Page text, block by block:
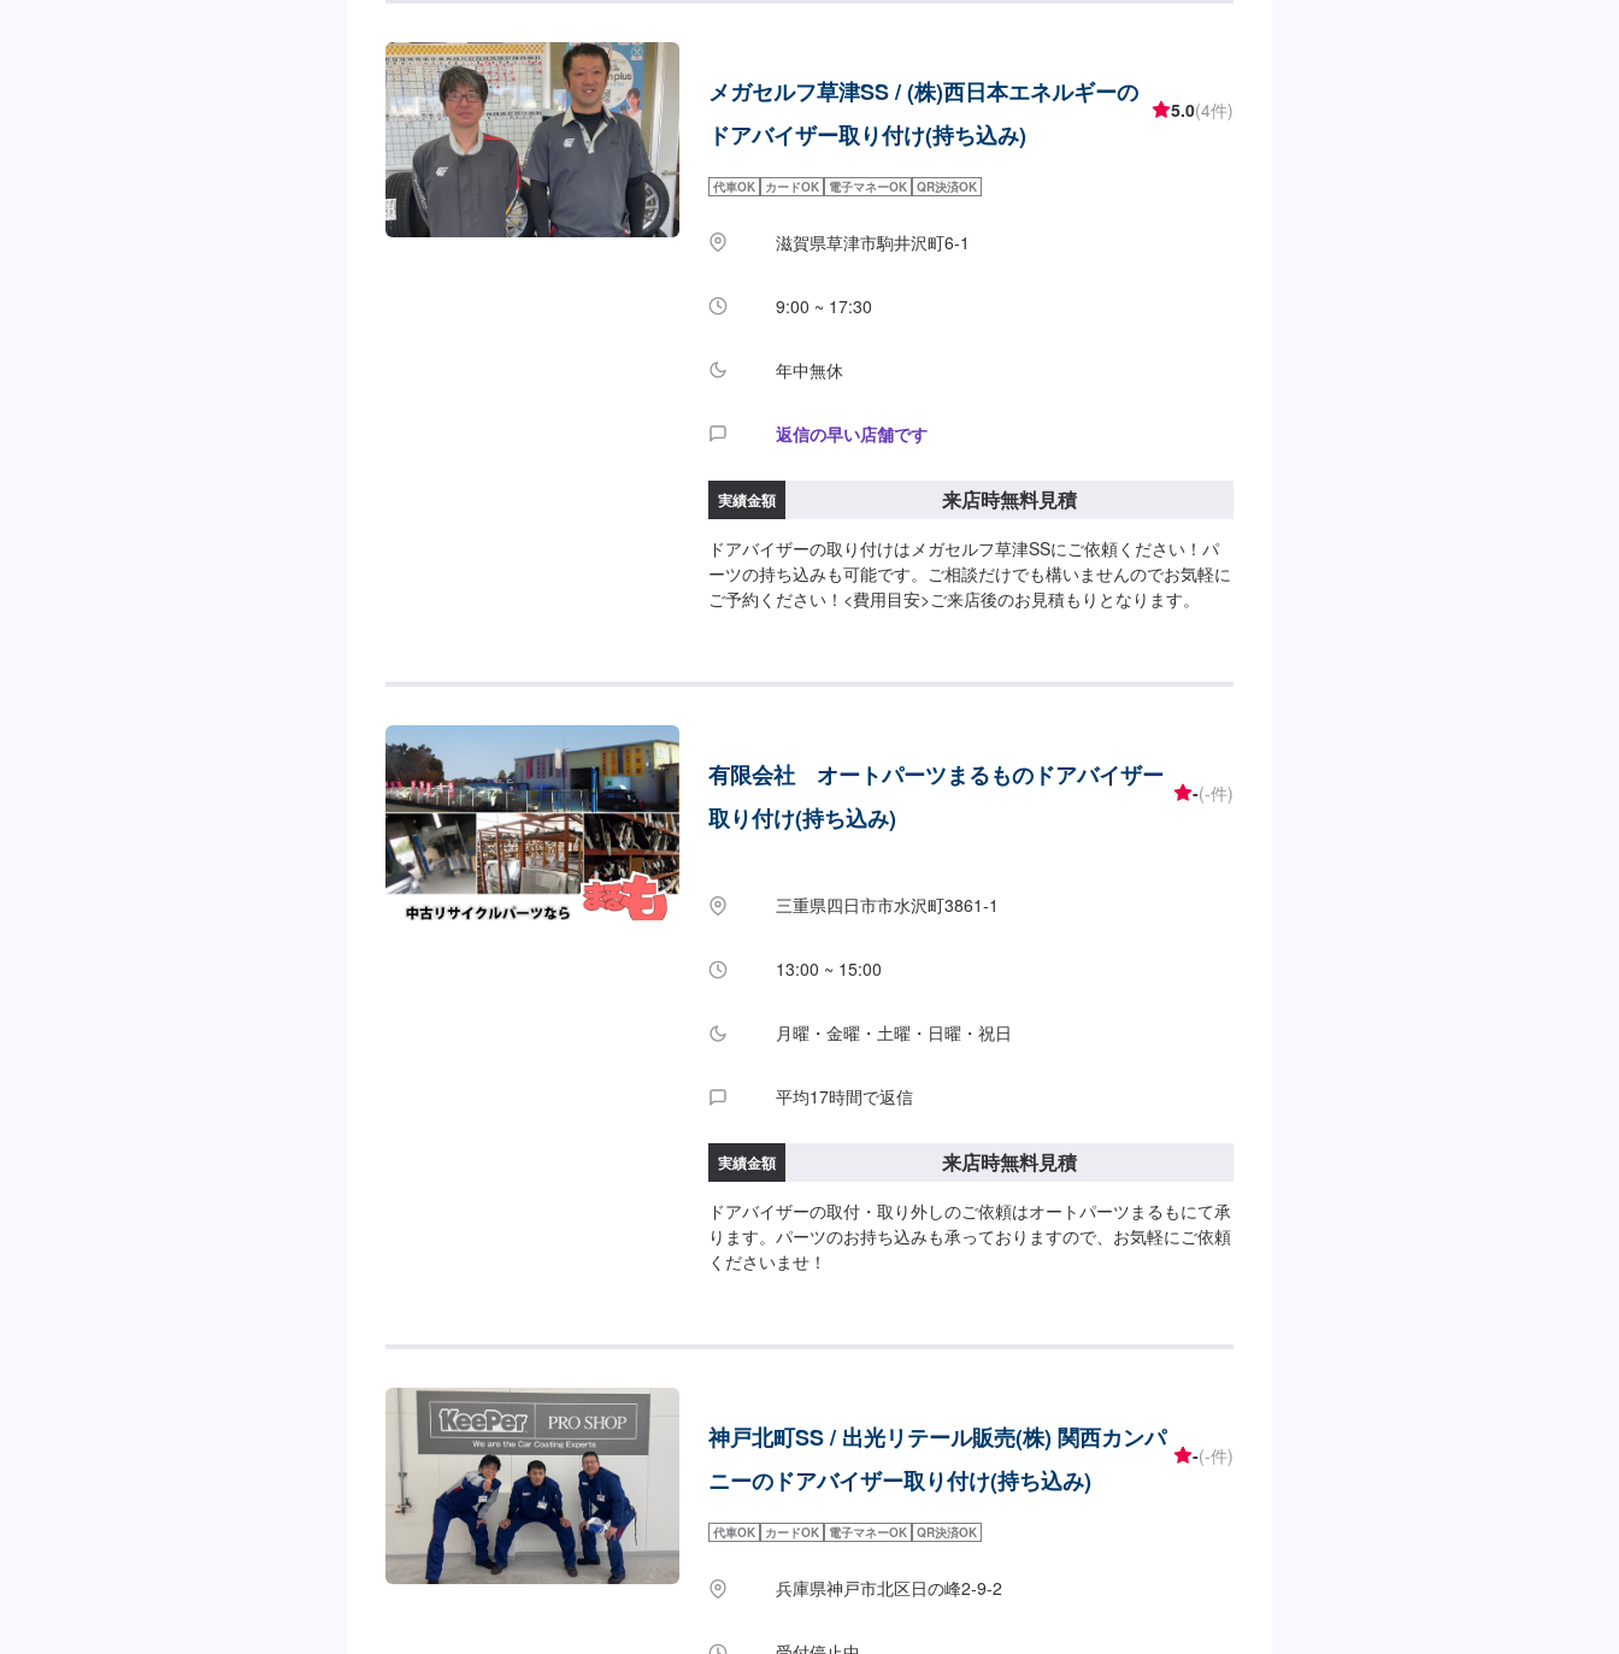
メガセルフ草津SS / (株)西日本エネルギーの
ドアバイザー取り付け(持ち込み)
5.0(4件)
代車OK カードOK 電子マネーOK QR決済OK
滋賀県草津市駒井沢町6-1
9:00 ~ 17:30
年中無休
返信の早い店舗です
実績金額 来店時無料見積
ドアバイザーの取り付けはメガセルフ草津SSにご依頼ください！パ
ーツの持ち込みも可能です。ご相談だけでも構いませんのでお気軽に
ご予約ください！<費用目安>ご来店後のお見積もりとなります。
有限会社 オートパーツまるものドアバイザー
取り付け(持ち込み)
-(-件)
三重県四日市市水沢町3861-1
13:00 ~ 15:00
月曜・金曜・土曜・日曜・祝日
平均17時間で返信
実績金額 来店時無料見積
ドアバイザーの取付・取り外しのご依頼はオートパーツまるもにて承
ります。パーツのお持ち込みも承っておりますので、お気軽にご依頼
くださいませ！
神戸北町SS / 出光リテール販売(株) 関西カンパ
ニーのドアバイザー取り付け(持ち込み)
-(-件)
代車OK カードOK 電子マネーOK QR決済OK
兵庫県神戸市北区日の峰2-9-2